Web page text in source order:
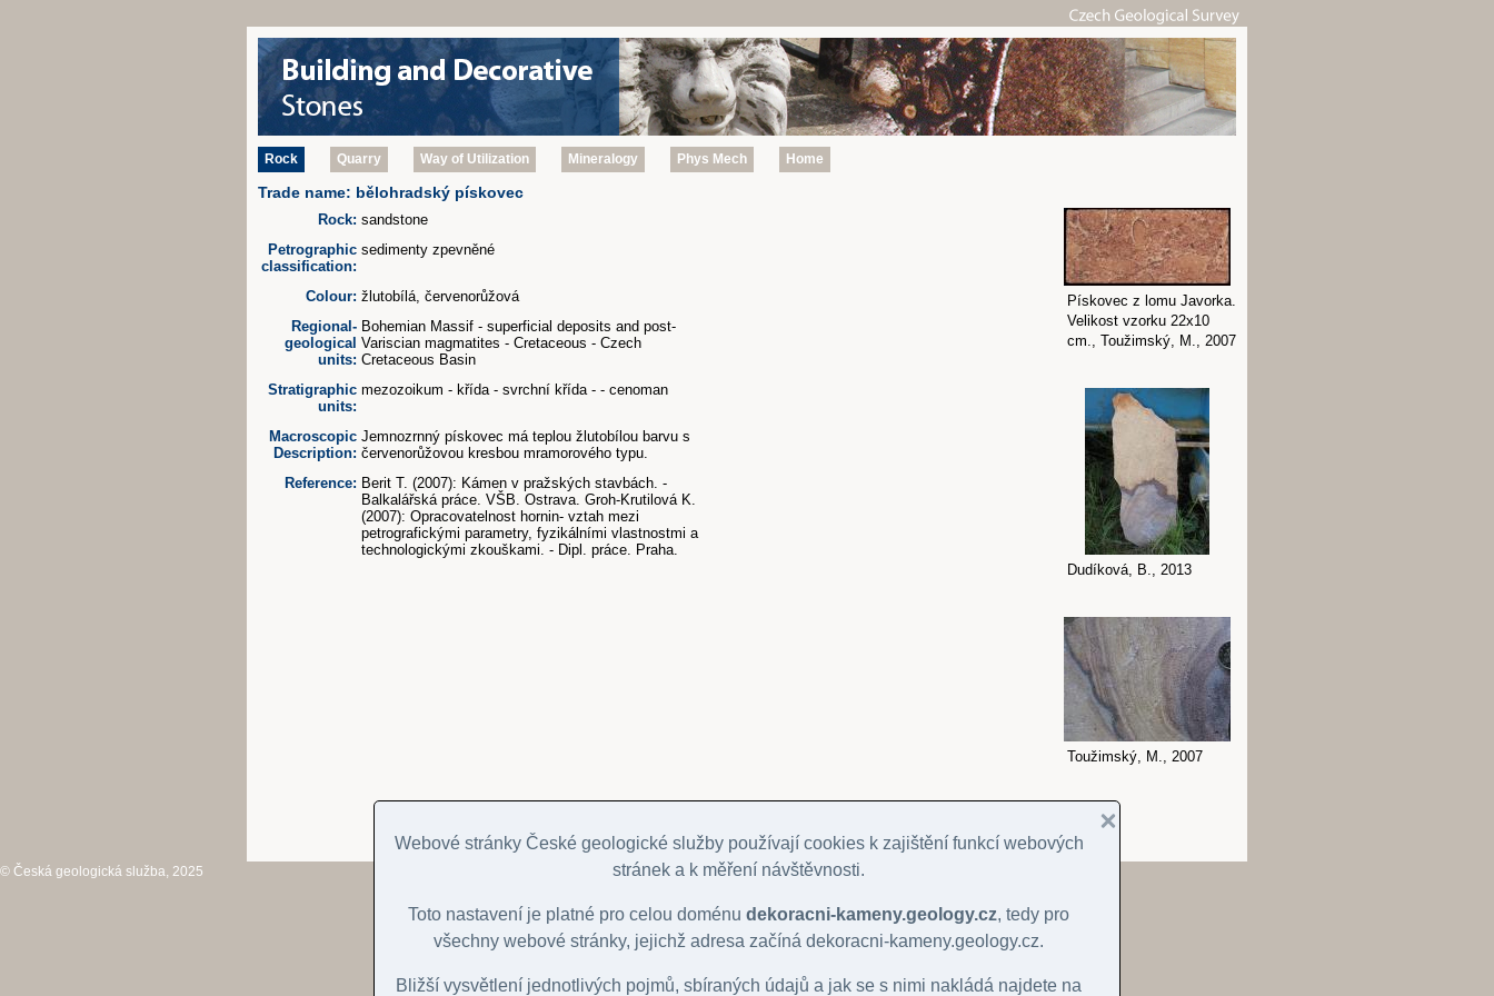
Rock Quarry Way of Utilization Mineralogy Phys Mech Home
Trade name: bělohradský pískovec
Rock: sandstone
Petrographic
classification:
sedimenty zpevněné
Colour: žlutobílá, červenorůžová
Regional-
geological
units:
Bohemian Massif - superficial deposits and post-
Variscian magmatites - Cretaceous - Czech
Cretaceous Basin
Stratigraphic
units:
mezozoikum - křída - svrchní křída - - cenoman
Macroscopic
Description:
Jemnozrnný pískovec má teplou žlutobílou barvu s
červenorůžovou kresbou mramorového typu.
Reference: Berit T. (2007): Kámen v pražských stavbách. -
Balkalářská práce. VŠB. Ostrava. Groh-Krutilová K.
(2007): Opracovatelnost hornin- vztah mezi
petrografickými parametry, fyzikálními vlastnostmi a
technologickými zkouškami. - Dipl. práce. Praha.
Pískovec z lomu Javorka.
Velikost vzorku 22x10
cm., Toužimský, M., 2007
Dudíková, B., 2013
Toužimský, M., 2007
© Česká geologická služba, 2025
Webové stránky České geologické služby používají cookies k zajištění funkcí webových
stránek a k měření návštěvnosti.
Toto nastavení je platné pro celou doménu dekoracni-kameny.geology.cz, tedy pro
všechny webové stránky, jejichž adresa začíná dekoracni-kameny.geology.cz.
Bližší vysvětlení jednotlivých pojmů, sbíraných údajů a jak se s nimi nakládá najdete na